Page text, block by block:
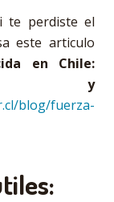
te perdiste el
este articulo
en Chile:
y
blog/fuerza-